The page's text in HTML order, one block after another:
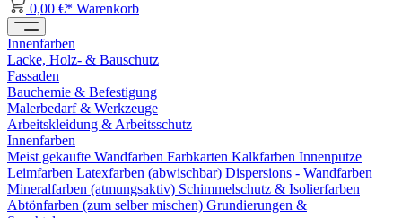
0,00 €* Warenkorb
Innenfarben
Lacke, Holz- & Bauschutz
Fassaden
Bauchemie & Befestigung
Malerbedarf & Werkzeuge
Arbeitskleidung & Arbeitsschutz
Innenfarben
Meist gekaufte Wandfarben Farbkarten Kalkfarben Innenputze
Leimfarben Latexfarben (abwischbar) Dispersions - Wandfarben
Mineralfarben (atmungsaktiv) Schimmelschutz & Isolierfarben
Abtönfarben (zum selber mischen) Grundierungen &